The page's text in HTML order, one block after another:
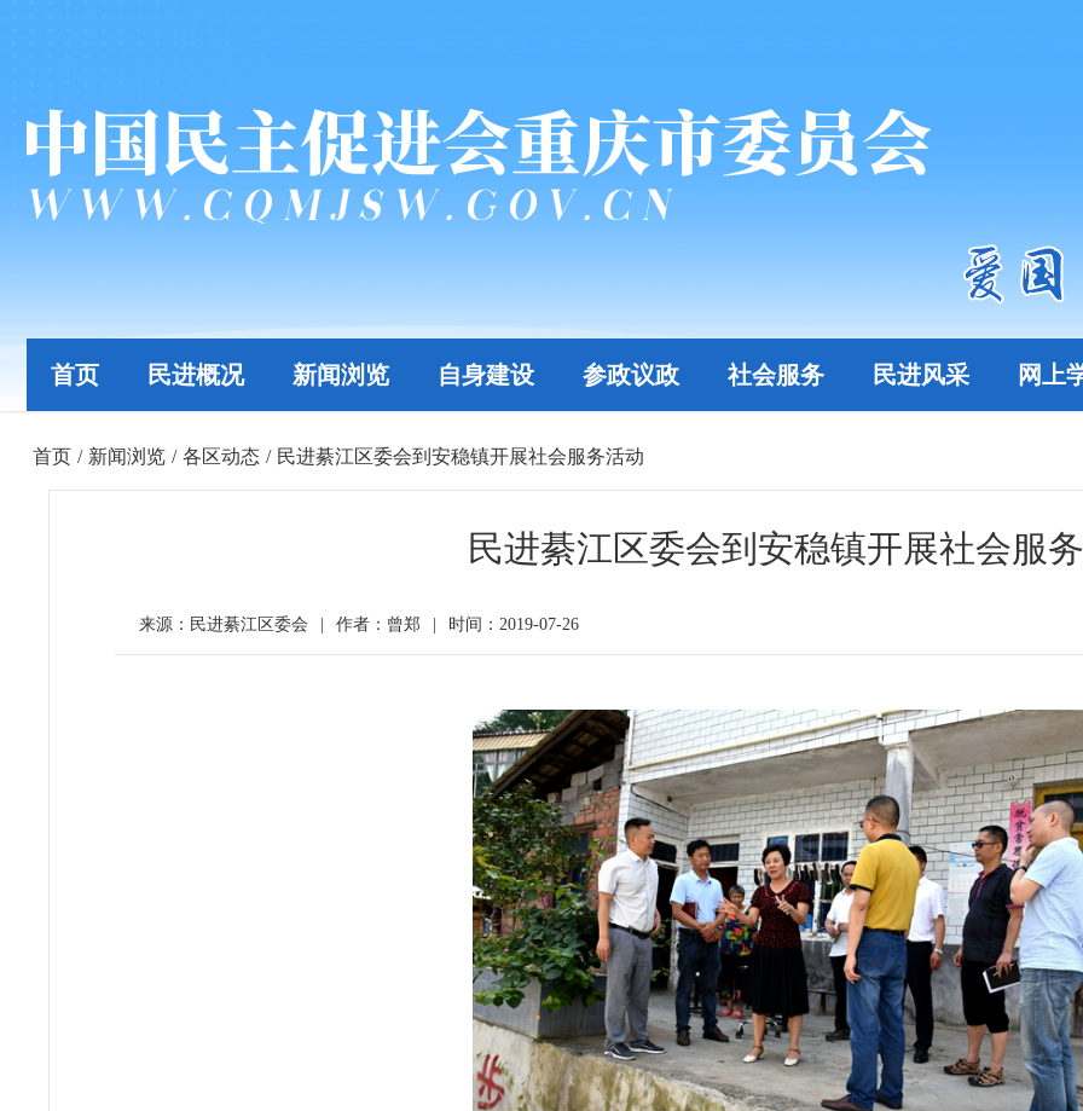
首页 民进概况 新闻浏览 自身建设 参政议政 社会服务 民进风采 网上
首页 / 新闻浏览 / 各区动态 / 民进綦江区委会到安稳镇开展社会服务活动
民进綦江区委会到安稳镇开展社会服
来源：民进綦江区委会 作者：曾郑 时间：2019-07-26